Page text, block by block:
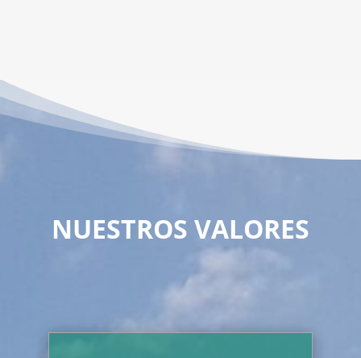
NUESTROS VALORES